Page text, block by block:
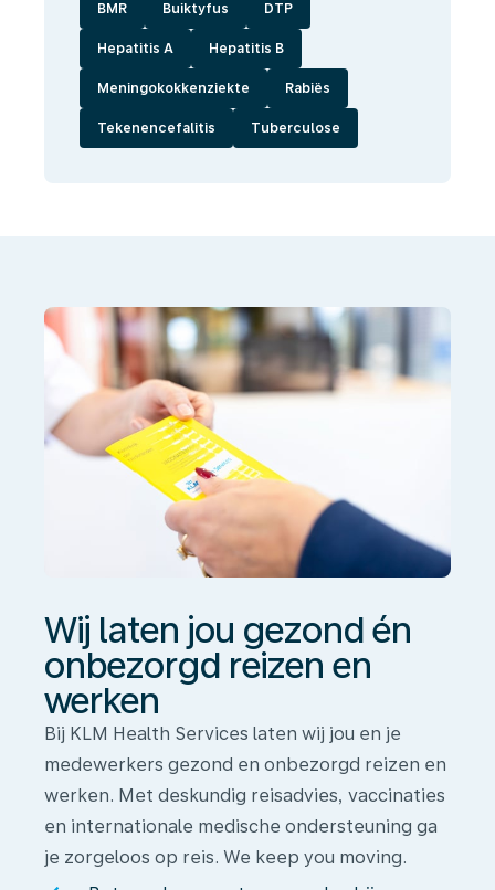
BMR Buiktyfus DTP
Hepatitis A Hepatitis B
Meningokokkenziekte Rabiës
Tekenencefalitis Tuberculose
onbezorgd
reizen
werken
Wij laten jou gezond én
onbezorgd reizen en
werken
Bij KLM Health Services laten wij jou en je
medewerkers gezond en onbezorgd reizen en
werken. Met deskundig reisadvies, vaccinaties
en internationale medische ondersteuning ga
je zorgeloos op reis. We keep you moving.